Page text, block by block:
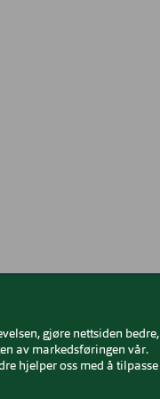
gjøre nettsiden bedre,
av markedsføringen vår.
hjelper oss med å tilpasse